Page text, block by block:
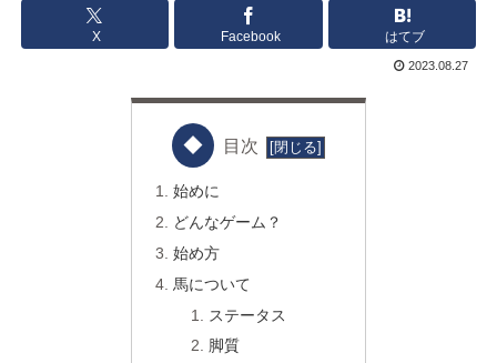
X Facebook はてブ
2023.08.27
目次
始めに
どんなゲーム？
始め方
馬について
ステータス
脚質